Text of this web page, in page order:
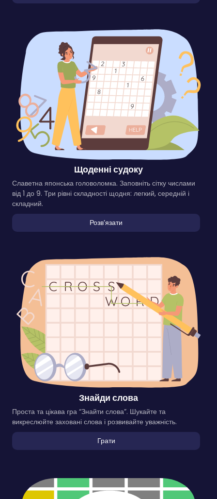
Щоденні судоку
Славетна японська головоломка. Заповніть сітку числами
від 1 до 9. Три рівні складності щодня: легкий, середній і
складний.
Розвʼязати
Знайди слова
Проста та цікава гра “Знайти слова”. Шукайте та
викреслюйте заховані слова і розвивайте уважність.
Грати